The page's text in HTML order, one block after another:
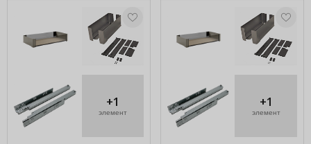
+1
элемент
+1
элемент